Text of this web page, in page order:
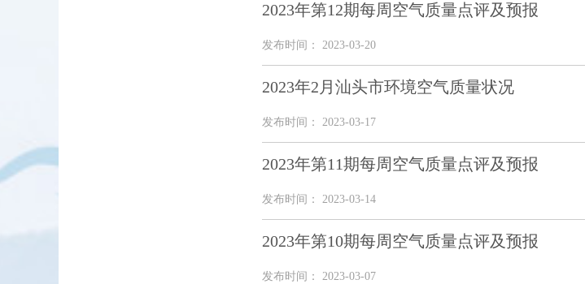
2023年第12期每周空气质量点评及预报
发布时间： 2023-03-20
2023年2月汕头市环境空气质量状况
发布时间： 2023-03-17
2023年第11期每周空气质量点评及预报
发布时间： 2023-03-14
2023年第10期每周空气质量点评及预报
发布时间： 2023-03-07